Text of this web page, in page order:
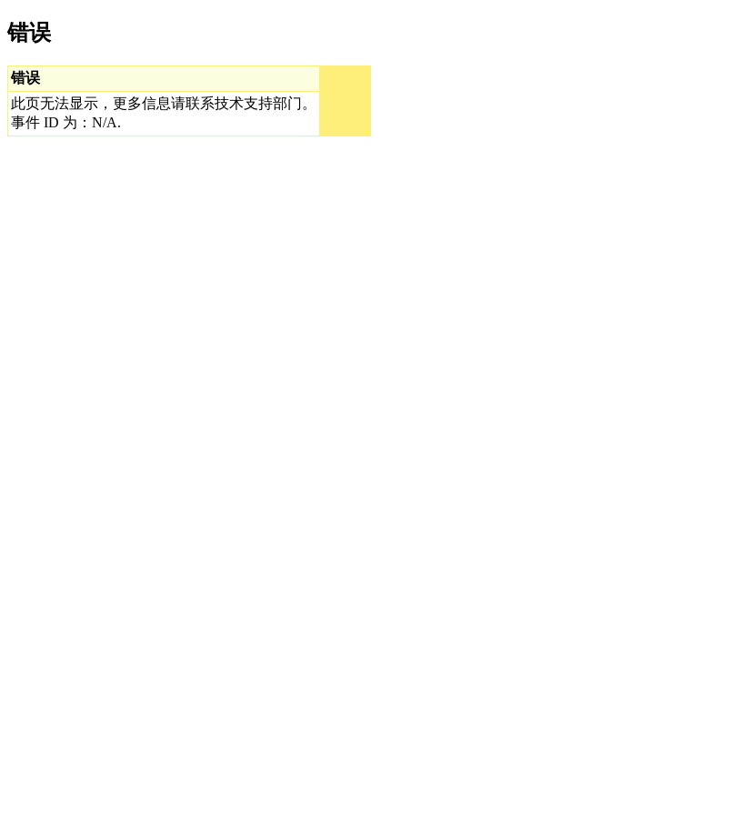
错误
错误
此页无法显示，更多信息请联系技术支持部门。
事件 ID 为：N/A.